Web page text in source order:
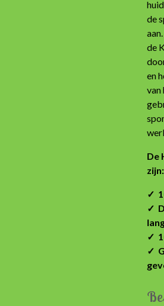
de
de
en
van
De
zijn:
✓
✓
✓
✓